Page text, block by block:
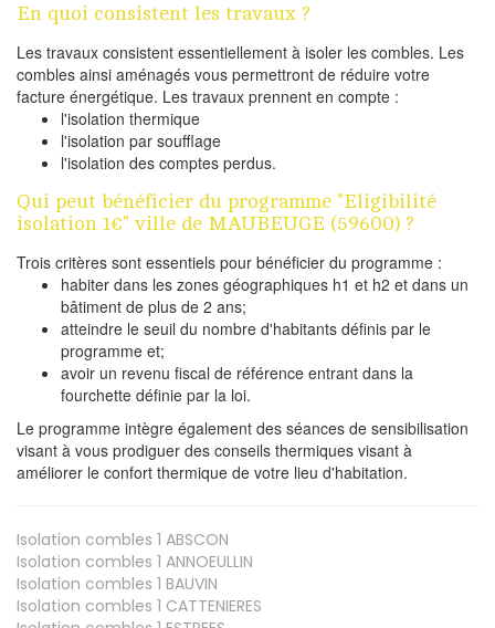
En quoi consistent les travaux ?
Les travaux consistent essentiellement à isoler les combles. Les
combles ainsi aménagés vous permettront de réduire votre
facture énergétique. Les travaux prennent en compte :
l'isolation thermique
l'isolation par soufflage
l'isolation des comptes perdus.
Qui peut bénéficier du programme "Eligibilité
isolation 1€" ville de MAUBEUGE (59600) ?
Trois critères sont essentiels pour bénéficier du programme :
habiter dans les zones géographiques h1 et h2 et dans un
bâtiment de plus de 2 ans;
atteindre le seuil du nombre d'habitants définis par le
programme et;
avoir un revenu fiscal de référence entrant dans la
fourchette définie par la loi.
Le programme intègre également des séances de sensibilisation
visant à vous prodiguer des conseils thermiques visant à
améliorer le confort thermique de votre lieu d'habitation.
Isolation combles 1 ABSCON
Isolation combles 1 ANNOEULLIN
Isolation combles 1 BAUVIN
Isolation combles 1 CATTENIERES